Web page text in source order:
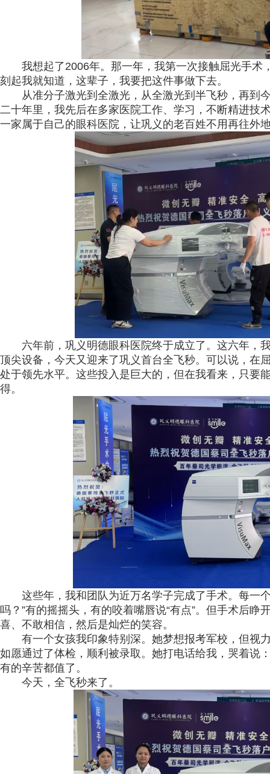
我想起了2006年。那一年，我第一次接触屈光手
刻起我就知道，这辈子，我要把这件事做下去。
从准分子激光到全激光，从全激光到半飞秒，再
二十年里，我先后在多家医院工作、学习，不断精进技
一家属于自己的眼科医院，让巩义的老百姓不用再往外
六年前，巩义明德眼科医院终于成立了。这六年，
顶尖设备，今天又迎来了巩义首台全飞秒。可以说，在
处于领先水平。这些投入是巨大的，但在我看来，只要
得。
这些年，我和团队为近万名学子完成了手术。每一
吗？”有的摇摇头，有的咬着嘴唇说“有点”。但手术后
喜、不敢相信，然后是灿烂的笑容。
有一个女孩我印象特别深。她梦想报考军校，但视
如愿通过了体检，顺利被录取。她打电话给我，哭着说
有的辛苦都值了。
今天，全飞秒来了。